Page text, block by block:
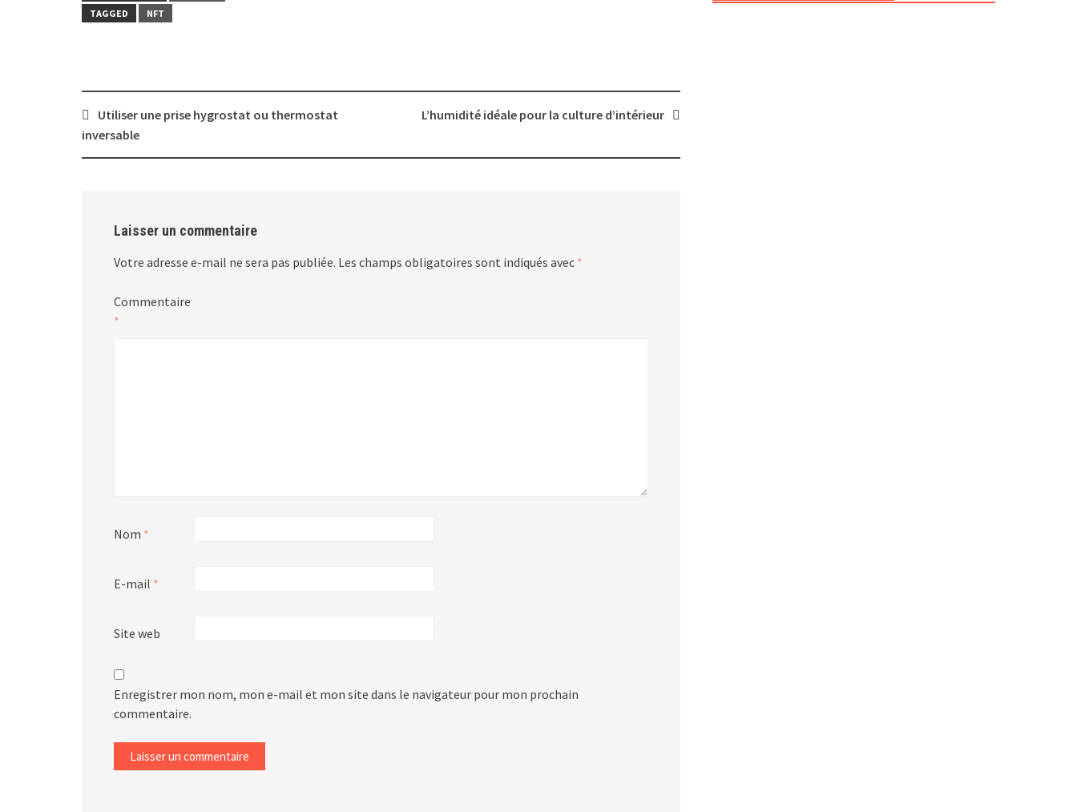
TAGGED
NFT
Post
navigation
Utiliser une prise hygrostat ou thermostat
inversable
L’humidité idéale pour la culture d’intérieur
Laisser un commentaire
Votre adresse e-mail ne sera pas publiée. Les champs obligatoires sont indiqués avec *
Commentaire
*
Nom *
E-mail *
Site web
Enregistrer mon nom, mon e-mail et mon site dans le navigateur pour mon prochain
commentaire.